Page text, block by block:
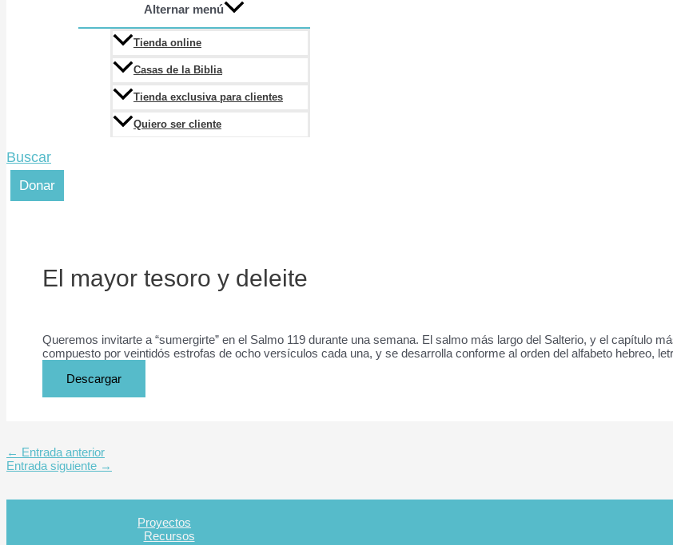
Alternar menú
Tienda online
Casas de la Biblia
Tienda exclusiva para clientes
Quiero ser cliente
Buscar
Donar
El mayor tesoro y deleite
Queremos invitarte a “sumergirte” en el Salmo 119 durante una semana. El salmo más largo del Salterio, y el capítulo
compuesto por veintidós estrofas de ocho versículos cada una, y se desarrolla conforme al orden del alfabeto hebreo,
Descargar
← Entrada anterior
Entrada siguiente →
Proyectos
Recursos